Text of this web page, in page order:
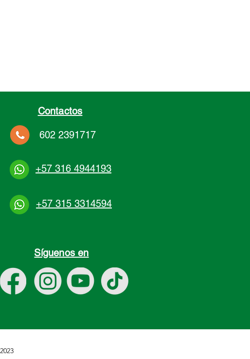
Contactos
602 2391717
+57 316 4944193
+57 315 3314594
Síguenos en